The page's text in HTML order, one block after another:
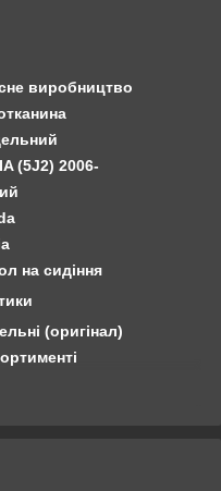
виробництво
(5J2) 2006-
на сидіння
(оригінал)